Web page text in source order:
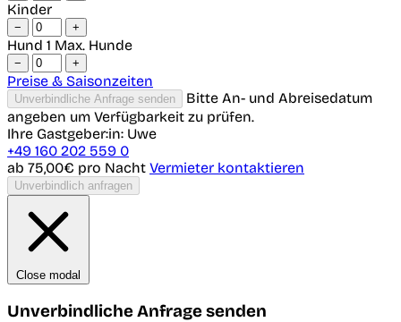
Kinder
− +
Hund 1 Max. Hunde
− +
Preise & Saisonzeiten
Unverbindliche Anfrage senden
Bitte An- und Abreisedatum
angeben um Verfügbarkeit zu prüfen.
Ihre Gastgeber:in: Uwe
+49 160 202 559 0
ab 75,00€ pro Nacht Vermieter kontaktieren
Unverbindlich anfragen
Close modal
Unverbindliche Anfrage senden